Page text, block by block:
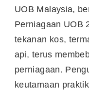
UOB Malaysia,
Perniagaan UOB
tekanan kos,
api, terus
perniagaan.
keutamaan